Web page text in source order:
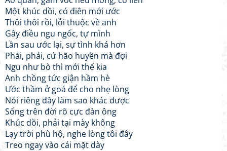
Một khúc dồi, có điên mới ước
Thôi thôi rồi, lỗi thuộc về anh
Gây điều ngu ngốc, tự mình
Lần sau ước lại, sự tình khá hơn
Phải, phải, cứ hão huyền mà đợi
Ngu như bò thì mới thế kia
Anh chồng tức giận hầm hè
Ước thầm ở goá để cho nhẹ lòng
Nói riêng đây làm sao khác được
Sống trên đời rõ cực đàn ông
Khúc dồi, phải tại mày không
Lạy trời phù hộ, nghe lòng tôi đây
Treo ngay vào cái mặt dày